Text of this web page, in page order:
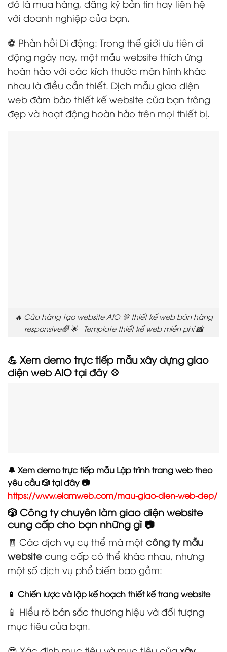
đó là mua hàng, đăng ký bản tin hay liên hệ
với doanh nghiệp của bạn.
⚽ Phản hồi Di động: Trong thế giới ưu tiên di
động ngày nay, một mẫu website thích ứng
hoàn hảo với các kích thước màn hình khác
nhau là điều cần thiết. Dịch mẫu giao diện
web đảm bảo thiết kế website của bạn trông
đẹp và hoạt động hoàn hảo trên mọi thiết bị.
🔥 Cửa hàng tạo website AIO 🎊 thiết kế web bán hàng
responsive🌈 🌟 Template thiết kế web miễn phí 📸
💪 Xem demo trực tiếp mẫu xây dựng giao
diện web AIO tại đây 💠
🔔 Xem demo trực tiếp mẫu Lập trình trang web theo
yêu cầu 🎲 tại đây 📷
https://www.elamweb.com/mau-giao-dien-web-dep/
🎲 Công ty chuyên làm giao diện website
cung cấp cho bạn những gì 📷
🧾 Các dịch vụ cụ thể mà một công ty mẫu
website cung cấp có thể khác nhau, nhưng
một số dịch vụ phổ biến bao gồm:
📱 Chiến lược và lập kế hoạch thiết kế trang website
📱 Hiểu rõ bản sắc thương hiệu và đối tượng
mục tiêu của bạn.